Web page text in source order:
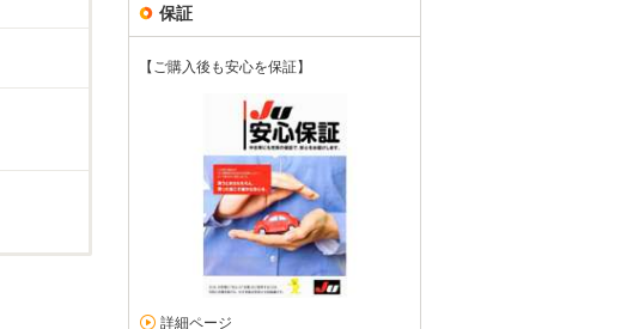
保証
【ご購入後も安心を保証】
詳細ページ